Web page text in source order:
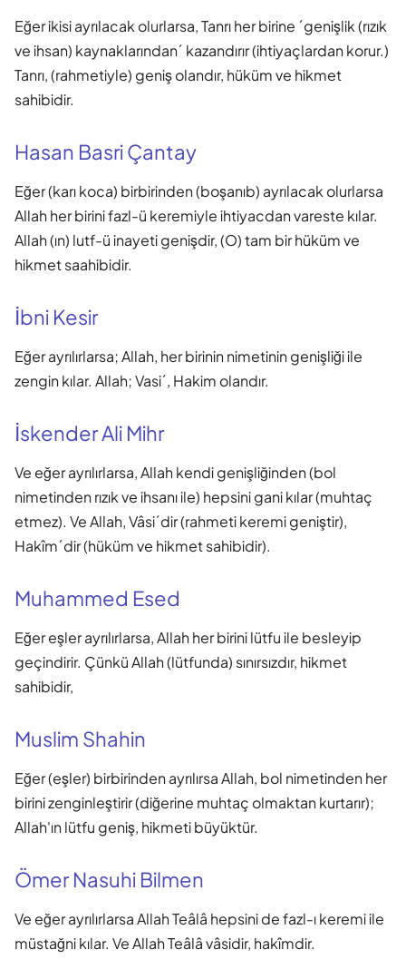
Eğer ikisi ayrılacak olurlarsa, Tanrı her birine ´genişlik (rızık
ve ihsan) kaynaklarından´ kazandırır (ihtiyaçlardan korur.)
Tanrı, (rahmetiyle) geniş olandır, hüküm ve hikmet
sahibidir.
Hasan Basri Çantay
Eğer (karı koca) birbirinden (boşanıb) ayrılacak olurlarsa
Allah her birini fazl-ü keremiyle ihtiyacdan vareste kılar.
Allah (ın) lutf-ü inayeti genişdir, (O) tam bir hüküm ve
hikmet saahibidir.
İbni Kesir
Eğer ayrılırlarsa; Allah, her birinin nimetinin genişliği ile
zengin kılar. Allah; Vasi´, Hakim olandır.
İskender Ali Mihr
Ve eğer ayrılırlarsa, Allah kendi genişliğinden (bol
nimetinden rızık ve ihsanı ile) hepsini gani kılar (muhtaç
etmez). Ve Allah, Vâsi´dir (rahmeti keremi geniştir),
Hakîm´dir (hüküm ve hikmet sahibidir).
Muhammed Esed
Eğer eşler ayrılırlarsa, Allah her birini lütfu ile besleyip
geçindirir. Çünkü Allah (lütfunda) sınırsızdır, hikmet
sahibidir,
Muslim Shahin
Eğer (eşler) birbirinden ayrılırsa Allah, bol nimetinden her
birini zenginleştirir (diğerine muhtaç olmaktan kurtarır);
Allah'ın lütfu geniş, hikmeti büyüktür.
Ömer Nasuhi Bilmen
Ve eğer ayrılırlarsa Allah Teâlâ hepsini de fazl-ı keremi ile
müstağni kılar. Ve Allah Teâlâ vâsidir, hakîmdir.